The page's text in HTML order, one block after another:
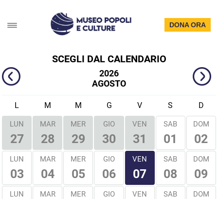
DONA ORA
SCEGLI DAL CALENDARIO
2026
AGOSTO
L M M G V S D
LUN
27
MAR
28
MER
29
GIO
30
VEN
31
SAB
01
DOM
02
LUN
03
MAR
04
MER
05
GIO
06
VEN
07
SAB
08
DOM
09
LUN MAR MER GIO VEN SAB DOM